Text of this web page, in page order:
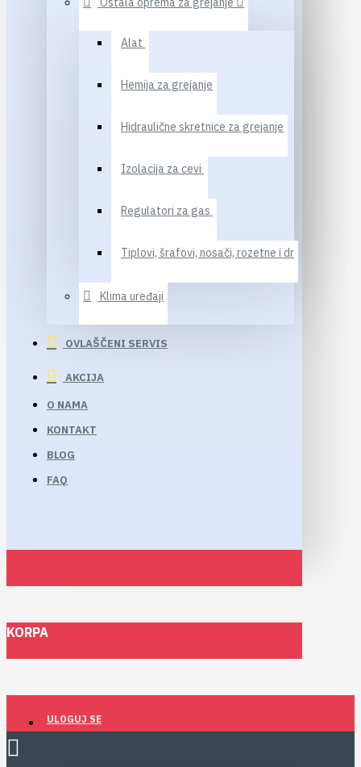
Alat
Hemija za grejanje
Hidraulične skretnice za grejanje
Izolacija za cevi
Regulatori za gas
Tiplovi, šrafovi, nosači, rozetne i dr
Klima uređaji
OVLAŠČENI SERVIS
AKCIJA
O NAMA
KONTAKT
BLOG
FAQ
KORPA
ULOGUJ SE